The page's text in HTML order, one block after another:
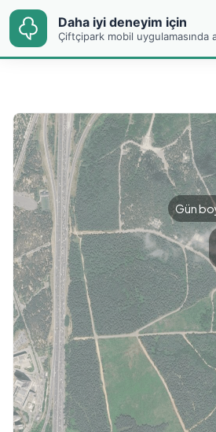
Daha iyi deneyim için
Çiftçipark mobil uygulamasında
PIN Global Gıda
Gün
Daha iyi deneyim için
Çiftçipark mobil uygulamasında